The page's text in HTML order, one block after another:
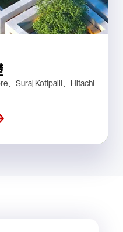
、Suraj Kotipalli、Hitachi